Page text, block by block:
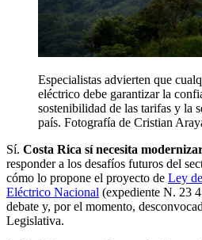
Especialistas advierten que
eléctrico debe garantizar la
sostenibilidad de las tarifas y la
país. Fotografía de Cristian
Sí. Costa Rica sí necesita
responder a los desafíos futuros del
cómo lo propone el proyecto de Ley
Eléctrico Nacional (expediente N. 23
debate y, por el momento,
Legislativa.